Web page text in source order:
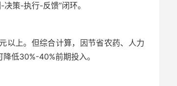
策-执行-反馈”闭环。
以上。但综合计算，因节省农药、人力
低30%-40%前期投入。